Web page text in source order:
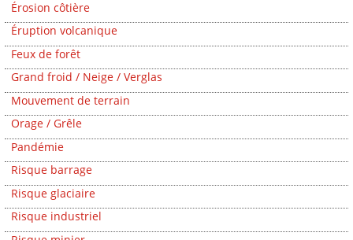
Érosion côtière
Éruption volcanique
Feux de forêt
Grand froid / Neige / Verglas
Mouvement de terrain
Orage / Grêle
Pandémie
Risque barrage
Risque glaciaire
Risque industriel